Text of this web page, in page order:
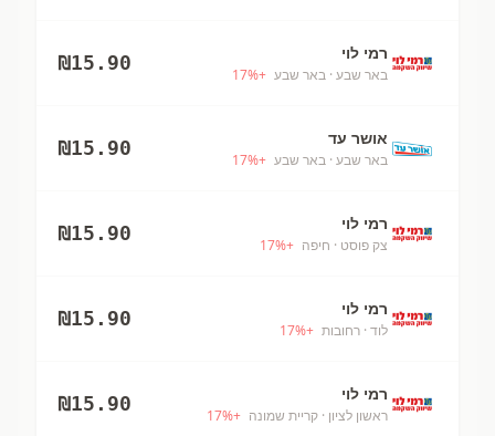
רמי לוי
באר שבע · באר שבע +
17%
₪15.90
אושר עד
באר שבע · באר שבע +
17%
₪15.90
רמי לוי
צק פוסט · חיפה +
17%
₪15.90
רמי לוי
לוד · רחובות +
17%
₪15.90
רמי לוי
ראשון לציון · קריית שמונה +
17%
₪15.90